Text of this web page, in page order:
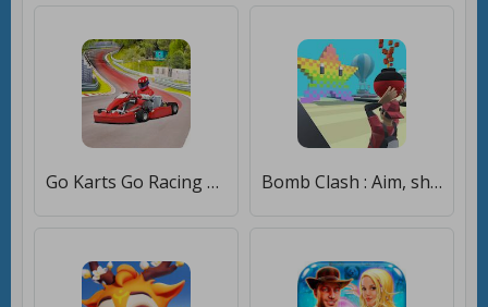
Go Karts Go Racing Champions [Мод меню] Bomb Clash : Aim, shoot, Boom! [Много денег]